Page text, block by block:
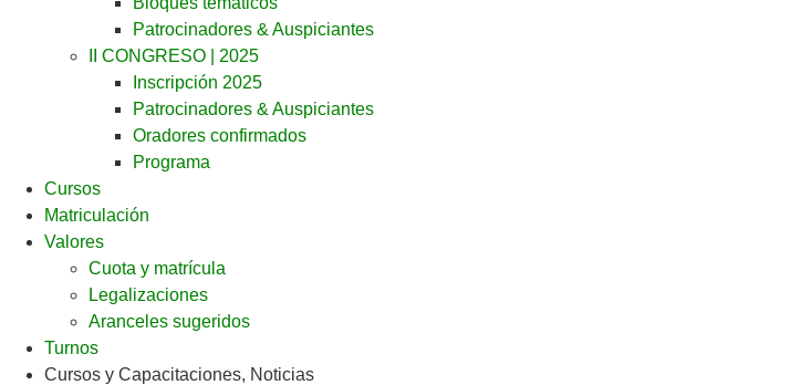
Patrocinadores & Auspiciantes
II CONGRESO | 2025
Inscripción 2025
Patrocinadores & Auspiciantes
Oradores confirmados
Programa
Cursos
Matriculación
Valores
Cuota y matrícula
Legalizaciones
Aranceles sugeridos
Turnos
Cursos y Capacitaciones, Noticias